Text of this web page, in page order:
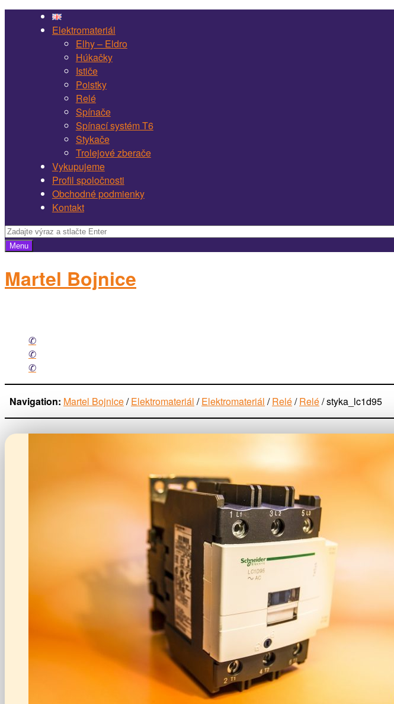
Navigácia
webstránky
Preskočiť
Elektromateriál
Elhy – Eldro
Húkačky
Ističe
Poistky
Relé
Spínače
Spínací systém T6
Stykače
Trolejové zberače
Vykupujeme
Profil spoločnosti
Obchodné podmienky
Kontakt
Vyhľadávanie
Vyhľadávanie
Menu
Martel Bojnice
Facebook
Mail
Phone
Navigation: Martel Bojnice/Elektromateriál /Elektromateriál /Relé/Relé/styka_lc1d95